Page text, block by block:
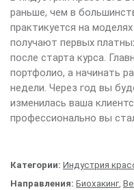
раньше, чем в
практикуется на
получают первых
после старта курса.
портфолио, а начинать
недели. Через год вы
изменилась ваша
профессионально вы
Категории: Индустрия
Направления: Биохакинг,